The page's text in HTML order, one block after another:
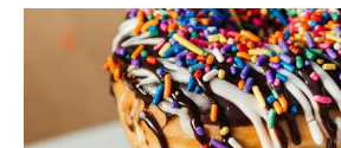
Kanon, aber Autoren wie George
„Poet Laureate of